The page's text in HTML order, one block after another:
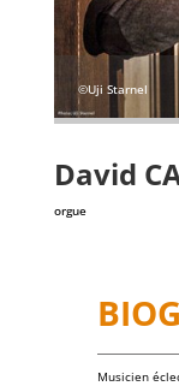
©Uji Starnel
David
orgue
Musicien